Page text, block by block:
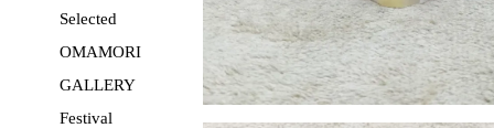
Selected
OMAMORI
GALLERY
Festival